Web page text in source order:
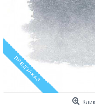
ПРЕДЗАКАЗ